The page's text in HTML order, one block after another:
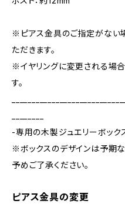
※ピアス金具のご指定がない
ただきます。
※イヤリングに変更される場
す。
-専用の木製ジュエリーボック
※ボックスのデザインは予期
予めご了承ください。
ピアス金具の変更